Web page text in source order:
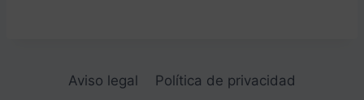
Aviso legal
Política de privacidad